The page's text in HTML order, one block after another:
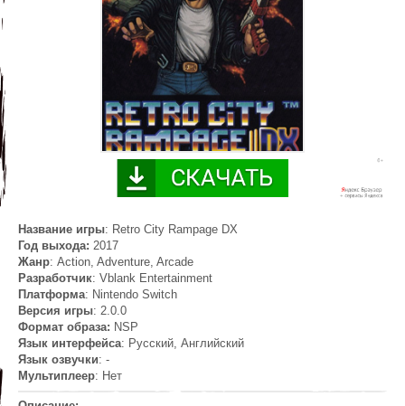
Название игры: Retro City Rampage DX
Год выхода: 2017
Жанр: Action, Adventure, Arcade
Разработчик: Vblank Entertainment
Платформа: Nintendo Switch
Версия игры: 2.0.0
Формат образа: NSP
Язык интерфейса: Русский, Английский
Язык озвучки: -
Мультиплеер: Нет